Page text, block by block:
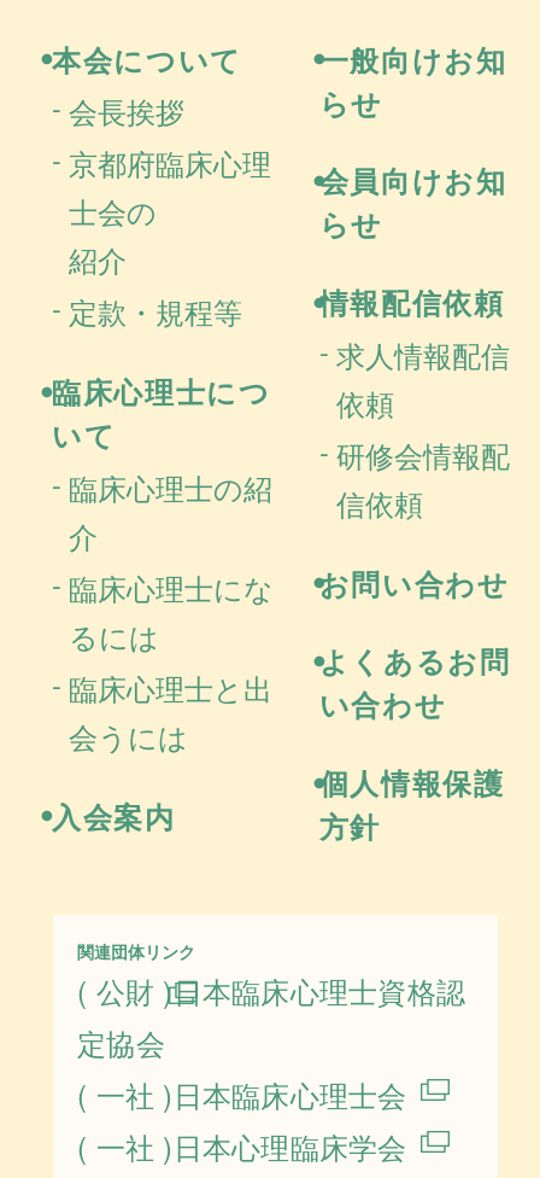
本会について
会長挨拶
京都府臨床心理
士会の
紹介
定款・規程等
臨床心理士につ
いて
臨床心理士の紹
介
臨床心理士にな
るには
臨床心理士と出
会うには
入会案内
一般向けお知
らせ
会員向けお知
らせ
情報配信依頼
求人情報配信
依頼
研修会情報配
信依頼
お問い合わせ
よくあるお問
い合わせ
個人情報保護
方針
関連団体リンク
( 公財 )日本臨床心理士資格認
定協会
( 一社 )日本臨床心理士会
( 一社 )日本心理臨床学会